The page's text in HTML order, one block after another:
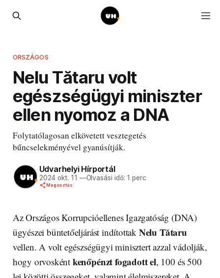
ORSZÁGOS
Nelu Tătaru volt
egészségügyi miniszter
ellen nyomoz a DNA
Folytatólagosan elkövetett vesztegetés
bűncselekményével gyanúsítják.
Udvarhelyi Hírportál
2024 okt. 11 —Olvasási idő: 1 perc
Megosztás
Az Országos Korrupcióellenes Igazgatóság (DNA)
ügyészei büntetőeljárást indítottak Nelu Tătaru
vellen. A volt egészségügyi minisztert azzal vádolják,
hogy orvosként kenőpénzt fogadott el, 100 és 500